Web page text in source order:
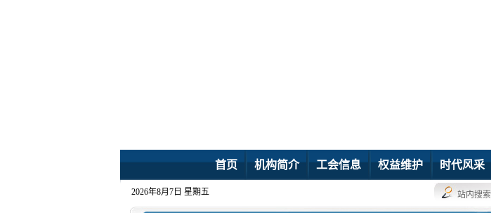
首页 机构简介 工会信息 权益维护 时代风采
2026年8月7日 星期五 站内搜索